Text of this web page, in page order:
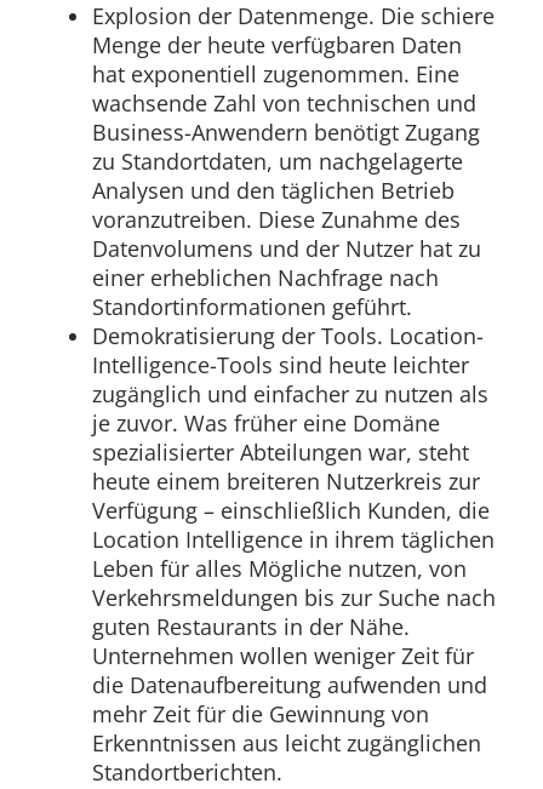
Explosion der Datenmenge. Die schiere
Menge der heute verfügbaren Daten
hat exponentiell zugenommen. Eine
wachsende Zahl von technischen und
Business-Anwendern benötigt Zugang
zu Standortdaten, um nachgelagerte
Analysen und den täglichen Betrieb
voranzutreiben. Diese Zunahme des
Datenvolumens und der Nutzer hat zu
einer erheblichen Nachfrage nach
Standortinformationen geführt.
Demokratisierung der Tools. Location-
Intelligence-Tools sind heute leichter
zugänglich und einfacher zu nutzen als
je zuvor. Was früher eine Domäne
spezialisierter Abteilungen war, steht
heute einem breiteren Nutzerkreis zur
Verfügung – einschließlich Kunden, die
Location Intelligence in ihrem täglichen
Leben für alles Mögliche nutzen, von
Verkehrsmeldungen bis zur Suche nach
guten Restaurants in der Nähe.
Unternehmen wollen weniger Zeit für
die Datenaufbereitung aufwenden und
mehr Zeit für die Gewinnung von
Erkenntnissen aus leicht zugänglichen
Standortberichten.